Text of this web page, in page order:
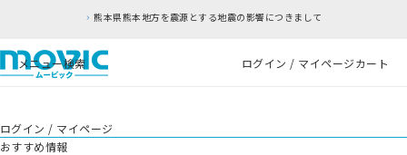
熊本県熊本地方を震源とする地震の影響につきまして
メニュー検索 ログイン / マイページカート
ログイン / マイページ
おすすめ情報